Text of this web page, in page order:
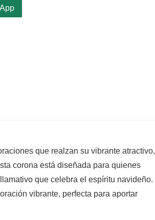
que realzan su vibrante atractivo,
corona está diseñada para quienes
que celebra el espíritu navideño.
vibrante, perfecta para aportar